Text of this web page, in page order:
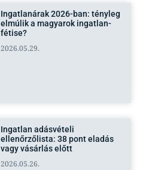
Ingatlanárak 2026-ban: tényleg
elmúlik a magyarok ingatlan-
fétise?
2026.05.29.
Ingatlan adásvételi
ellenőrzőlista: 38 pont eladás
vagy vásárlás előtt
2026.05.26.